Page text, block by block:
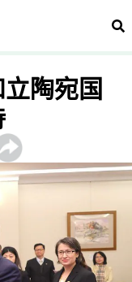
搜
陶宛国